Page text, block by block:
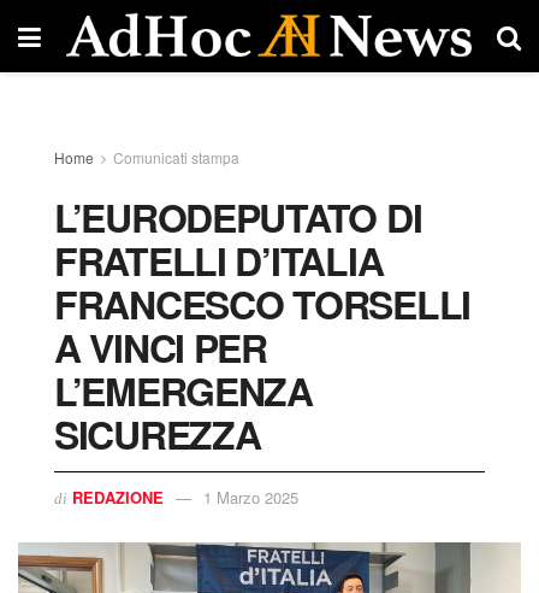
Home Comunicati stampa
L’EURODEPUTATO DI
FRATELLI D’ITALIA
FRANCESCO TORSELLI
A VINCI PER
L’EMERGENZA
SICUREZZA
di REDAZIONE 1 Marzo 2025